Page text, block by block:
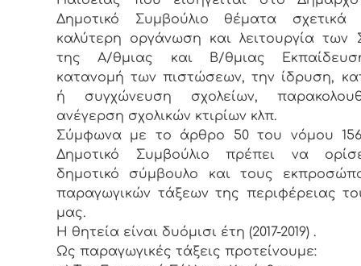
Δημοτικό Συμβούλιο θέματα
καλύτερη οργάνωση και λειτουργία των
της Α/θμιας και Β/θμιας
κατανομή των πιστώσεων, την ίδρυση,
ή συγχώνευση σχολείων,
ανέγερση σχολικών κτιρίων κλπ.
Σύμφωνα με το άρθρο 50 του νόμου
Δημοτικό Συμβούλιο πρέπει να
δημοτικό σύμβουλο και τους
παραγωγικών τάξεων της περιφέρειας
μας.
Η θητεία είναι δυόμισι έτη (2017-2019) .
Ως παραγωγικές τάξεις προτείνουμε: